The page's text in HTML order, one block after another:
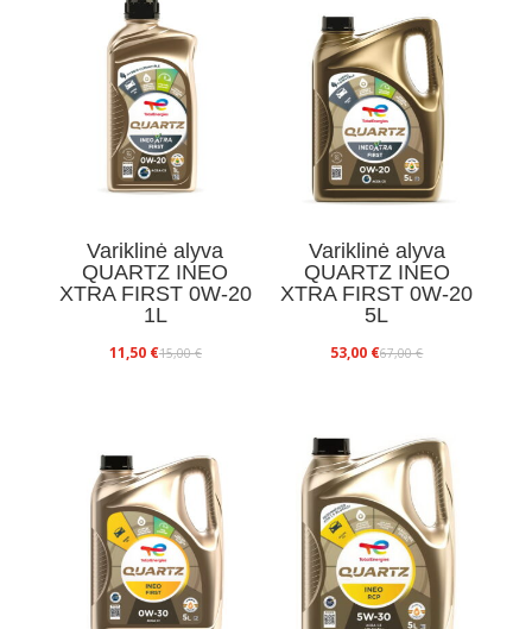
Variklinė alyva
QUARTZ INEO
XTRA FIRST 0W-20
1L
15,00€
Original
11,50 €Current
Variklinė alyva
QUARTZ INEO
XTRA FIRST 0W-20
5L
67,00€
Original
67,00 €.
53,00 €Current
53,00 €.